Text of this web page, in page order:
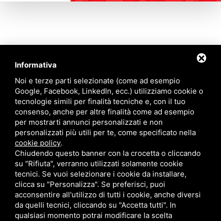
Informativa
Noi e terze parti selezionate (come ad esempio
Google, Facebook, LinkedIn, ecc.) utilizziamo cookie o
tecnologie simili per finalità tecniche e, con il tuo
consenso, anche per altre finalità come ad esempio
per mostrarti annunci personalizzati e non
personalizzati più utili per te, come specificato nella
cookie policy.
Chiudendo questo banner con la crocetta o cliccando
su "Rifiuta", verranno utilizzati solamente cookie
tecnici. Se vuoi selezionare i cookie da installare,
clicca su "Personalizza". Se preferisci, puoi
acconsentire all'utilizzo di tutti i cookie, anche diversi
da quelli tecnici, cliccando su "Accetta tutti". In
qualsiasi momento potrai modificare la scelta
Contattaci
Via Quinto Bucci, 205, 47521 Cesena (FC)
+39 0543 31536
+39 320 6635083
info@amiciziaeamore.it
Links
Chi siamo
Crea il tuo profilo
Franchising
Annunci
Blog
Contatti
Follow Us